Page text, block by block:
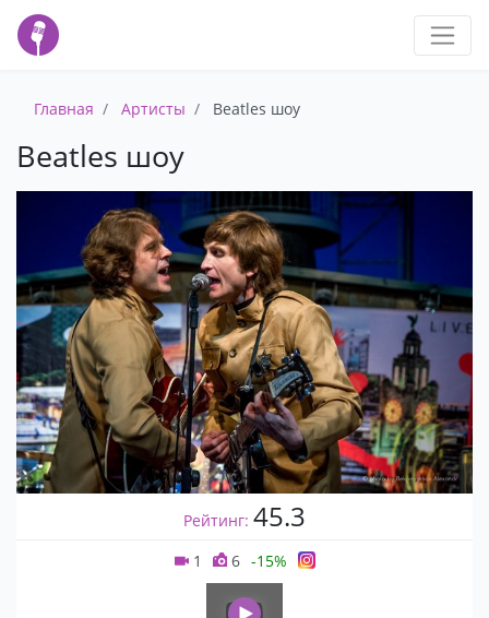
Главная Артисты Beatles шоу
Beatles шоу
Рейтинг: 45.3
1 6 -15%